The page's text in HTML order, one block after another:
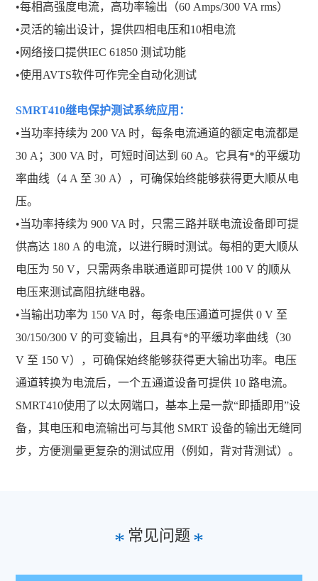
•每相高强度电流，高功率输出（60 Amps/300 VA rms）
•灵活的输出设计，提供四相电压和10相电流
•网络接口提供IEC 61850 测试功能
•使用AVTS软件可作完全自动化测试
SMRT410继电保护测试系统应用：
•当功率持续为 200 VA 时，每条电流通道的额定电流都是
30 A；300 VA 时，可短时间达到 60 A。它具有*的平缓功
率曲线（4 A 至 30 A），可确保始终能够获得更大顺从电
压。
•当功率持续为 900 VA 时，只需三路并联电流设备即可提
供高达 180 A 的电流，以进行瞬时测试。每相的更大顺从
电压为 50 V，只需两条串联通道即可提供 100 V 的顺从
电压来测试高阻抗继电器。
•当输出功率为 150 VA 时，每条电压通道可提供 0 V 至
30/150/300 V 的可变输出，且具有*的平缓功率曲线（30
V 至 150 V），可确保始终能够获得更大输出功率。电压
通道转换为电流后，一个五通道设备可提供 10 路电流。
SMRT410使用了以太网端口，基本上是一款“即插即用”设
备，其电压和电流输出可与其他 SMRT 设备的输出无缝同
步，方便测量更复杂的测试应用（例如，背对背测试）。
* 常见问题 *